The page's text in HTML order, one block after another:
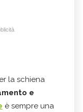
la schiena
e
è sempre una